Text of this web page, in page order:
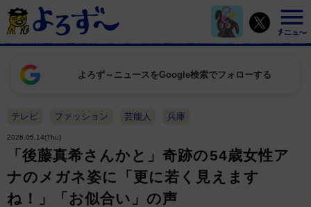
よろず～ニュースをGoogle検索でフォローする
テレビ ファッション 芸能人 兵庫
2026.05.14(Thu)
「後藤真希さんかと」奇跡の54歳女性ア
ナのメガネ姿に「更に若く見えます
ね！」「お似合い」の声